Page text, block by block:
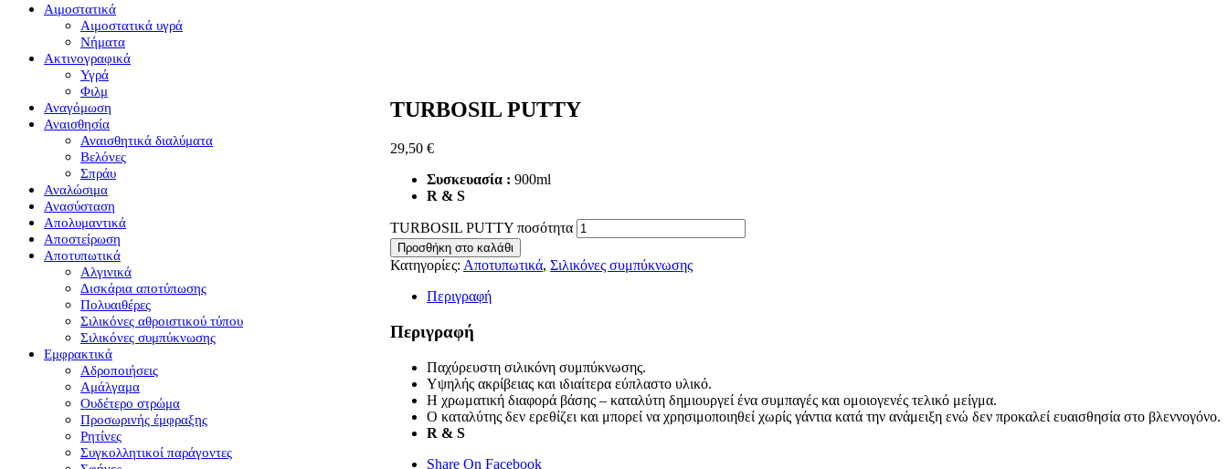
TURBOSIL PUTTY
29,50 €
Συσκευασία : 900ml
R & S
TURBOSIL PUTTY ποσότητα
Προσθήκη στο καλάθι
Κατηγορίες: Αποτυπωτικά, Σιλικόνες συμπύκνωσης
Περιγραφή
Περιγραφή
Παχύρευστη σιλικόνη συμπύκνωσης.
Υψηλής ακρίβειας και ιδιαίτερα εύπλαστο υλικό.
Η χρωματική διαφορά βάσης – καταλύτη δημιουργεί ένα συμπαγές και ομοιογενές τελικό μείγμα.
Ο καταλύτης δεν ερεθίζει και μπορεί να χρησιμοποιηθεί χωρίς γάντια κατά την ανάμειξη ενώ δεν προκαλεί ευαισθησία στο βλεννογόνο.
R & S
Share On Facebook
Αιμοστατικά
Αιμοστατικά υγρά
Νήματα
Ακτινογραφικά
Υγρά
Φιλμ
Αναγόμωση
Αναισθησία
Αναισθητικά διαλύματα
Βελόνες
Σπράυ
Αναλώσιμα
Ανασύσταση
Απολυμαντικά
Αποστείρωση
Αποτυπωτικά
Αλγινικά
Δισκάρια αποτύπωσης
Πολυαιθέρες
Σιλικόνες αθροιστικού τύπου
Σιλικόνες συμπύκνωσης
Εμφρακτικά
Αδροποιήσεις
Αμάλγαμα
Ουδέτερο στρώμα
Προσωρινής έμφραξης
Ρητίνες
Συγκολλητικοί παράγοντες